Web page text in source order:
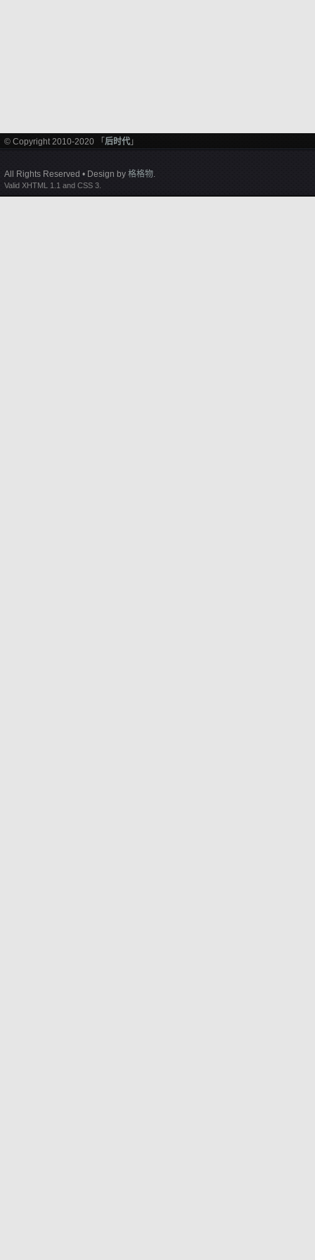
© Copyright 2010-2020 「 后时代 」
All Rights Reserved • Design by 格格物.
Valid XHTML 1.1 and CSS 3.